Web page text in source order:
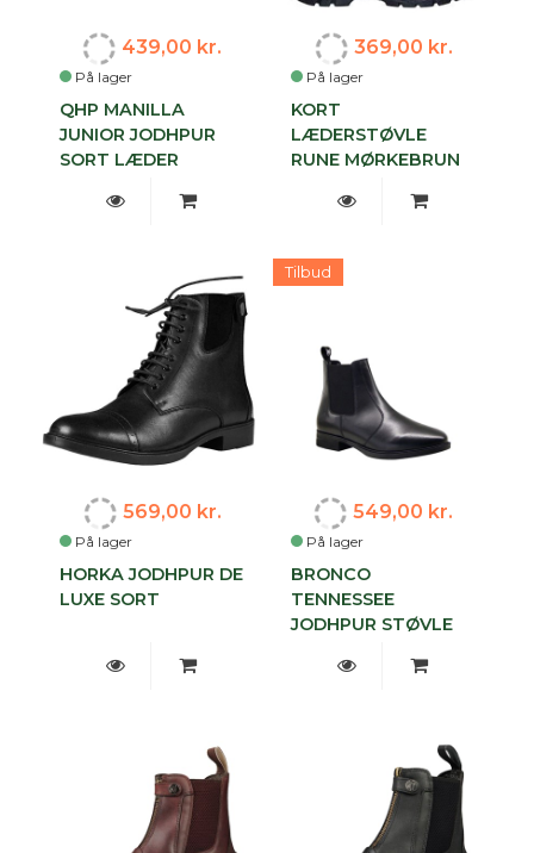
På lager
439,00 kr.
QHP MANILLA
JUNIOR JODHPUR
SORT LÆDER
På lager
369,00 kr.
KORT
LÆDERSTØVLE
RUNE MØRKEBRUN
På lager
569,00 kr.
HORKA JODHPUR DE
LUXE SORT
Tilbud
På lager
549,00 kr.
BRONCO
TENNESSEE
JODHPUR STØVLE